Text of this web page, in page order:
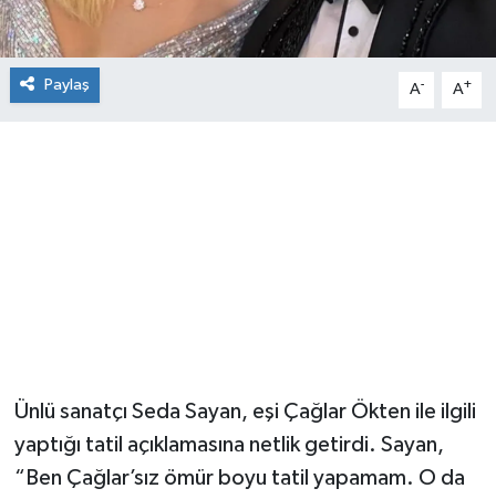
Paylaş A- A+
Ünlü sanatçı Seda Sayan, eşi Çağlar Ökten ile ilgili
yaptığı tatil açıklamasına netlik getirdi. Sayan,
“Ben Çağlar’sız ömür boyu tatil yapamam. O da